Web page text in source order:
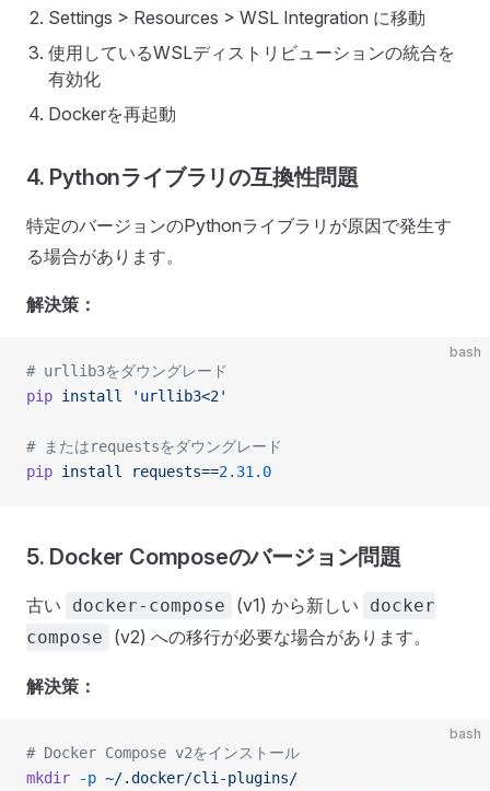
Settings > Resources > WSL Integration に移動
使用しているWSLディストリビューションの統合を
有効化
Dockerを再起動
4. Pythonライブラリの互換性問題
特定のバージョンのPythonライブラリが原因で発生す
る場合があります。
解決策：
bash
# urllib3をダウングレード
pip install 'urllib3<2'
# またはrequestsをダウングレード
pip install requests==2.31.0
5. Docker Composeのバージョン問題
古い docker-compose (v1) から新しい
docker
compose
(v2) への移行が必要な場合があります。
解決策：
bash
# Docker Compose v2をインストール
mkdir -p ~/.docker/cli-plugins/